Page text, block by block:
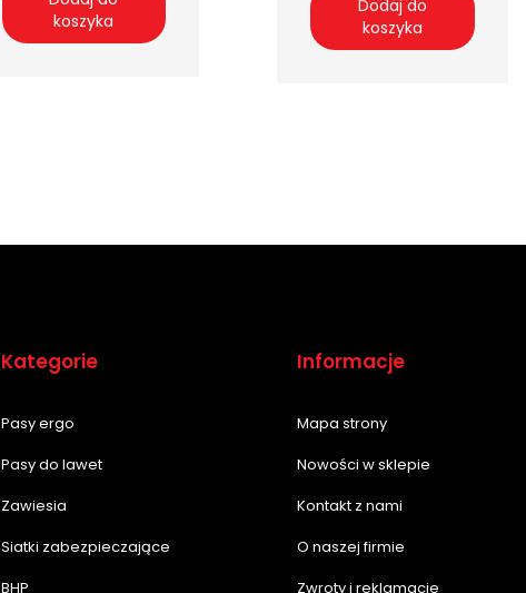
koszyka
Dodaj do
koszyka
Kategorie
Pasy ergo
Pasy do lawet
Zawiesia
Siatki zabezpieczające
BHP
Informacje
Mapa strony
Nowości w sklepie
Kontakt z nami
O naszej firmie
Zwroty i reklamacje